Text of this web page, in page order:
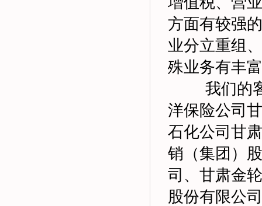
方面有较强
业分立重组
殊业务有丰
我们的
洋保险公司
石化公司甘
销（集团）
司、甘肃金
股份有限公